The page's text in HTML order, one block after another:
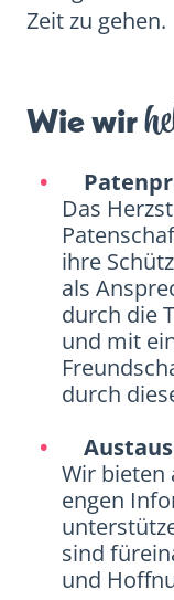
Zeit zu gehen.
Wie wir
Das
ihre
als
durch die
und mit
durch
Wir bieten
engen
sind
und